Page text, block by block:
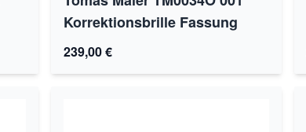
Korrektionsbrille Fassung
239,00 €